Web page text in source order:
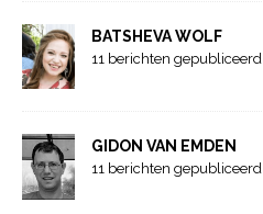
BATSHEVA WOLF
11 berichten gepubliceerd
GIDON VAN EMDEN
11 berichten gepubliceerd